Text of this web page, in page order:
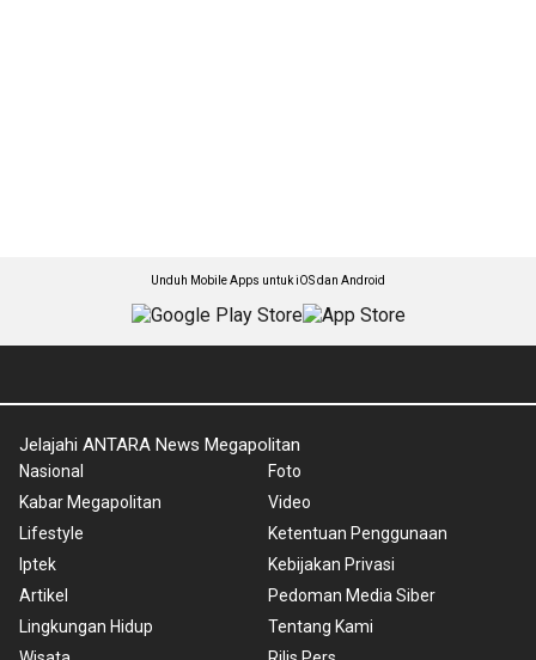
Unduh Mobile Apps untuk iOS dan Android
Jelajahi ANTARA News Megapolitan
Nasional
Kabar Megapolitan
Lifestyle
Iptek
Artikel
Lingkungan Hidup
Foto
Video
Ketentuan Penggunaan
Kebijakan Privasi
Pedoman Media Siber
Tentang Kami